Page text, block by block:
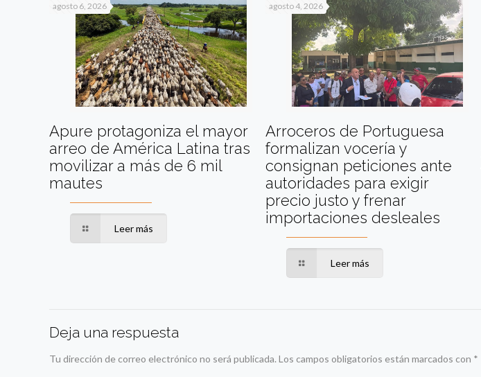
agosto 6, 2026
Apure protagoniza el mayor
arreo de América Latina tras
movilizar a más de 6 mil
mautes
Leer más
agosto 4, 2026
Arroceros de Portuguesa
formalizan vocería y
consignan peticiones ante
autoridades para exigir
precio justo y frenar
importaciones desleales
Leer más
Deja una respuesta
Tu dirección de correo electrónico no será publicada. Los campos obligatorios están marcados con *